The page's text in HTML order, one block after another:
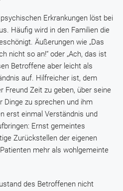
Erkrankungen löst bei
Häufig wird in den Familien die
Äußerungen wie „Das
nicht so an!“ oder „Ach, das ist
Betroffene aber leicht als
auf. Hilfreicher ist, dem
Freund Zeit zu geben, über seine
Dinge zu sprechen und ihm
erst einmal Verständnis und
Ernst gemeintes
Zurückstellen der eigenen
mehr als wohlgemeinte
des Betroffenen nicht